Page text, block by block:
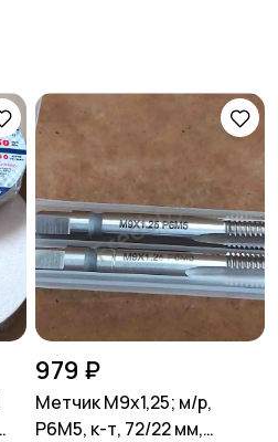
979 ₽
Метчик М9х1,25; м/р,
Р6М5, к-т, 72/22 мм,